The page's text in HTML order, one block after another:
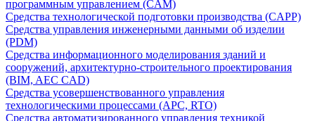
программным управлением (CAM)
Средства технологической подготовки производства (CAPP)
Средства управления инженерными данными об изделии
(PDM)
Средства информационного моделирования зданий и
сооружений, архитектурно-строительного проектирования
(BIM, AEC CAD)
Средства усовершенствованного управления
технологическими процессами (APC, RTO)
Средства автоматизированного управления техникой